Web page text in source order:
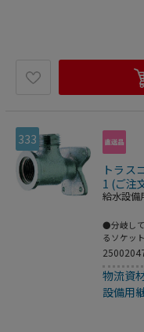
333
トラス
1 (ご注
給水設備
●分岐し
るソケッ
サイズ：
物流資
設備用